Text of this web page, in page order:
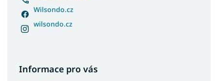
Wilsondo.cz
wilsondo.cz
Informace pro vás